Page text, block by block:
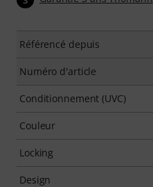
Référencé depuis
Numéro d'article
Conditionnement (UVC)
Couleur
Locking
Design